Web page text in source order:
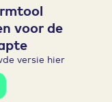
voor de
versie hier